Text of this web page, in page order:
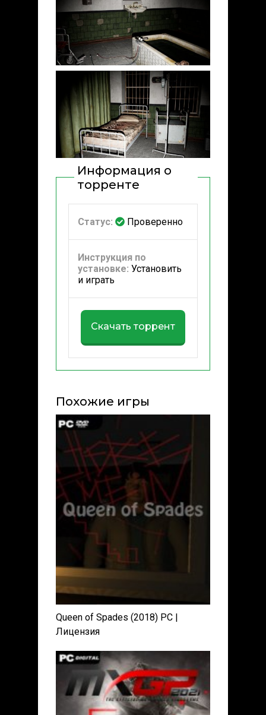
Информация о
торренте
Статус: Проверенно
Инструкция по
установке: Установить
и играть
Скачать торрент
Похожие игры
Queen of Spades (2018) PC |
Лицензия